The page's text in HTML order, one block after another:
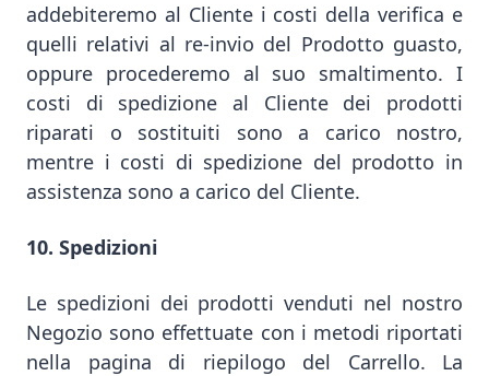
addebiteremo al Cliente i costi della verifica e
quelli relativi al re-invio del Prodotto guasto,
oppure procederemo al suo smaltimento. I
costi di spedizione al Cliente dei prodotti
riparati o sostituiti sono a carico nostro,
mentre i costi di spedizione del prodotto in
assistenza sono a carico del Cliente.
10. Spedizioni
Le spedizioni dei prodotti venduti nel nostro
Negozio sono effettuate con i metodi riportati
nella pagina di riepilogo del Carrello. La